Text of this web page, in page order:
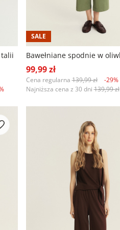
SALE
99,99 zł
Cena regularna139,99 zł
-29%
Najniższa cena z 30 dni139,99 zł